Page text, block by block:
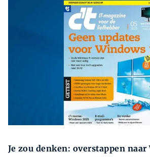
Je zou denken: overstappen naar